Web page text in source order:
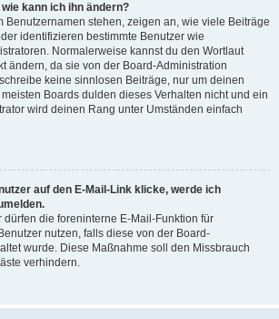
kann ich ihn ändern?
Benutzernamen stehen, zeigen an, wie viele Beiträge
identifizieren bestimmte Benutzer wie
Normalerweise kannst du den Wortlaut
ändern, da sie von der Board-Administration
keine sinnlosen Beiträge, nur um deinen
Boards dulden dieses Verhalten nicht und ein
wird deinen Rang unter Umständen einfach
auf den E-Mail-Link klicke, werde ich
dürfen die foreninterne E-Mail-Funktion für
nutzen, falls diese von der Board-
wurde. Diese Maßnahme soll den Missbrauch
verhindern.